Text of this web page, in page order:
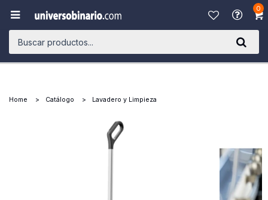
0

Home Catálogo Lavadero y Limpieza